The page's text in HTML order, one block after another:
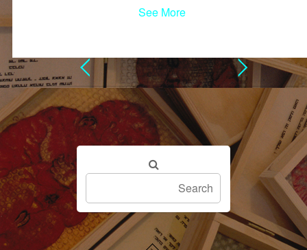
See More